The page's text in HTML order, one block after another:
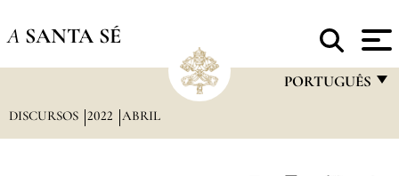
A SANTA SÉ
PORTUGUÊS
DISCURSOS 2022 ABRIL